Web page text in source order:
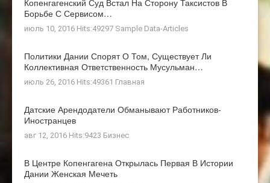
Борьбе С Сервисом…
июль 10, 2016 Hits:49297 Sample Data-Articles
Политики Дании Спорят О Том, Существует Ли
Коллективная Ответственность Мусульман…
июль 26, 2016 Hits:49361 Главная
Датские Арендодатели Обманывают Работников-
Иностранцев
авг 12, 2016 Hits:9423 Бизнес
В Центре Копенгагена Открылась Первая В Истории
Дании Женская Мечеть